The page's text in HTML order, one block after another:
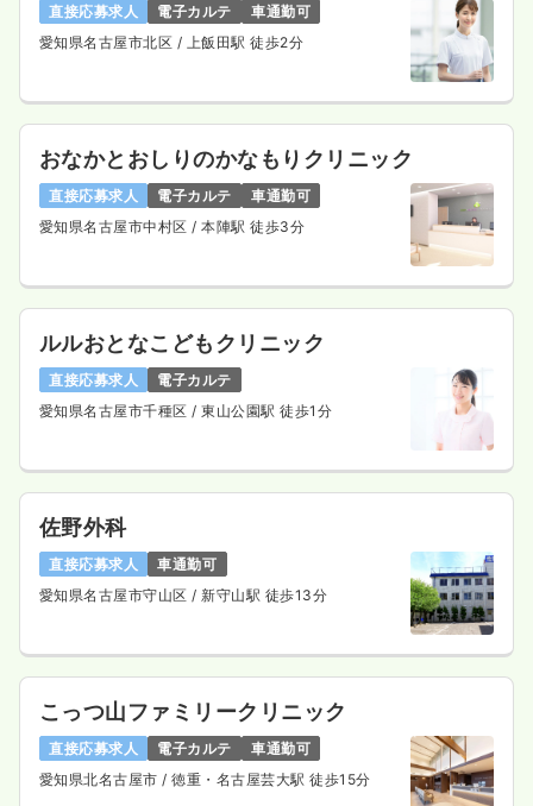
直接応募求人 電子カルテ
車通勤可
愛知県名古屋市北区 / 上飯田駅 徒歩2分
おなかとおしりのかなもりクリニック
直接応募求人 電子カルテ
車通勤可
愛知県名古屋市中村区 / 本陣駅 徒歩3分
ルルおとなこどもクリニック
直接応募求人
電子カルテ
愛知県名古屋市千種区 / 東山公園駅 徒歩1分
佐野外科
直接応募求人
車通勤可
愛知県名古屋市守山区 / 新守山駅 徒歩13分
こっつ山ファミリークリニック
直接応募求人 電子カルテ
車通勤可
愛知県北名古屋市 / 徳重・名古屋芸大駅 徒歩15分